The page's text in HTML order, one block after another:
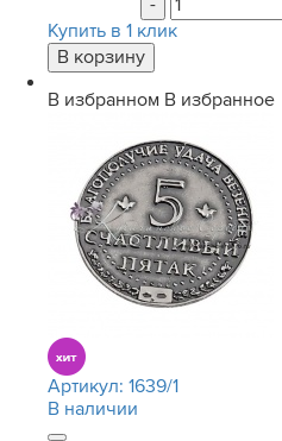
-
Купить в 1 клик
В избранном В избранное
Артикул: 1639/1
В наличии